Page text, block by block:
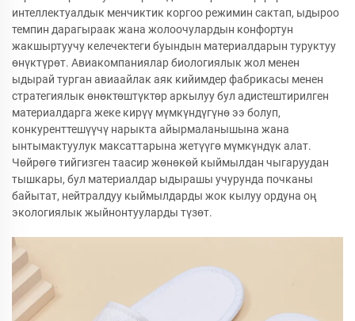
интеллектуалдык менчиктик коргоо режимин сактап, ыдыроо
темпин дарагыраак жана жолоочулардын конфортун
жакшыртуучу келечектеги буындын материалдарын туруктуу
өнүктүрөт. Авиакомпаниялар биологиялык жол менен
ыдырай турган авиаайлак аяк кийимдер фабрикасы менен
стратегиялык өнөктөштүктөр аркылуу бул адистештирилген
материалдарга жеке кирүү мүмкүндүгүнө ээ болуп,
конкуренттешүүчү нарыкта айырмаланышына жана
ынтымактуулук максаттарына жетүүгө мүмкүндүк алат.
Чөйрөгө тийгизген таасир жөнөкөй кыймылдан чыгаруудан
тышкары, бул материалдар ыдырашы учурунда почканы
байытат, нейтралдуу кыймылдарды жок кылуу ордуна оң
экологиялык жыйнонтууларды түзөт.